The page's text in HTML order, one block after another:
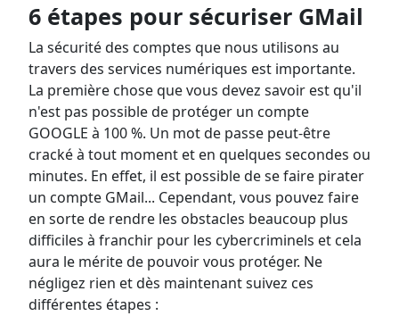
6 étapes pour sécuriser GMail
La sécurité des comptes que nous utilisons au
travers des services numériques est importante.
La première chose que vous devez savoir est qu'il
n'est pas possible de protéger un compte
GOOGLE à 100 %. Un mot de passe peut-être
cracké à tout moment et en quelques secondes ou
minutes. En effet, il est possible de se faire pirater
un compte GMail... Cependant, vous pouvez faire
en sorte de rendre les obstacles beaucoup plus
difficiles à franchir pour les cybercriminels et cela
aura le mérite de pouvoir vous protéger. Ne
négligez rien et dès maintenant suivez ces
différentes étapes :